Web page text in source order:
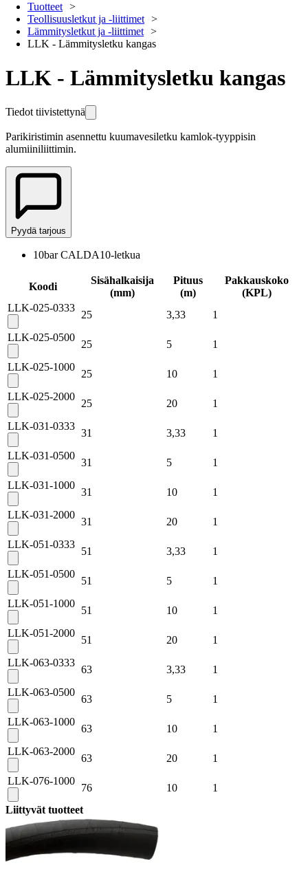
Tuotteet
Teollisuusletkut ja -liittimet
Lämmitysletkut ja -liittimet
LLK - Lämmitysletku kangas
LLK - Lämmitysletku kangas
Tiedot tiivistettynä
Parikiristimin asennettu kuumavesiletku kamlok-tyyppisin
alumiiniliittimin.
Pyydä tarjous
10bar CALDA10-letkua
Koodi
Sisähalkaisija
(mm)
Pituus
(m)
Pakkauskoko
(KPL)
LLK-025-0333
25 3,33
1
LLK-025-0500
25 5
1
LLK-025-1000
25 10
1
LLK-025-2000
25 20
1
LLK-031-0333
31 3,33
1
LLK-031-0500
31 5
1
LLK-031-1000
31 10
1
LLK-031-2000
31 20
1
LLK-051-0333
51 3,33
1
LLK-051-0500
51 5
1
LLK-051-1000
51 10
1
LLK-051-2000
51 20
1
LLK-063-0333
63 3,33
1
LLK-063-0500
63 5
1
LLK-063-1000
63 10
1
LLK-063-2000
63 20
1
LLK-076-1000
76 10
1
Liittyvät tuotteet